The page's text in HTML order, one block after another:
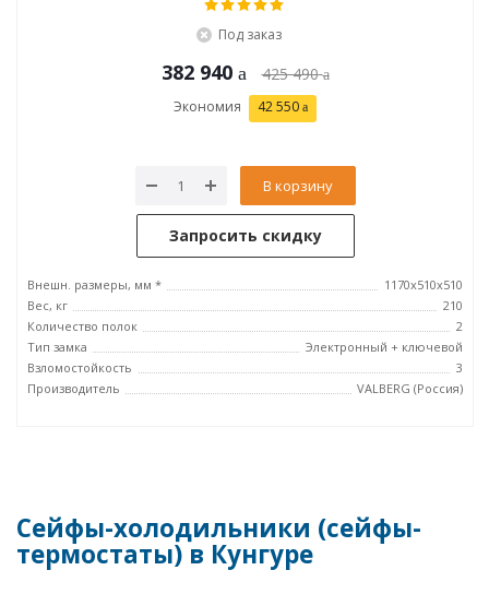
Под заказ
382 940 425 490
Экономия 42 550
В корзину
Запросить скидку
Внешн. размеры, мм *
1170x510x510
Вес, кг
210
Количество полок
2
Тип замка
Электронный + ключевой
Взломостойкость
3
Производитель
VALBERG (Россия)
Сейфы-холодильники (сейфы-
термостаты) в Кунгуре